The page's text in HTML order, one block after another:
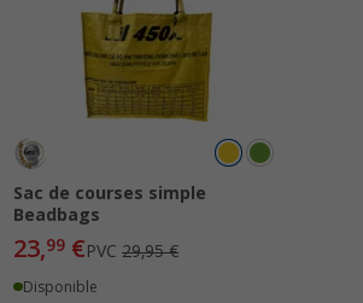
Sac de courses simple
Beadbags
23,99 €PVC29,95 €
Disponible